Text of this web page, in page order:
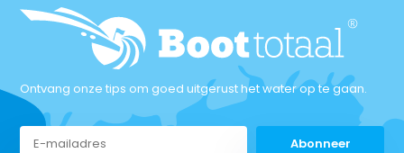
Ontvang onze tips om goed uitgerust het water op te gaan.
Abonneer